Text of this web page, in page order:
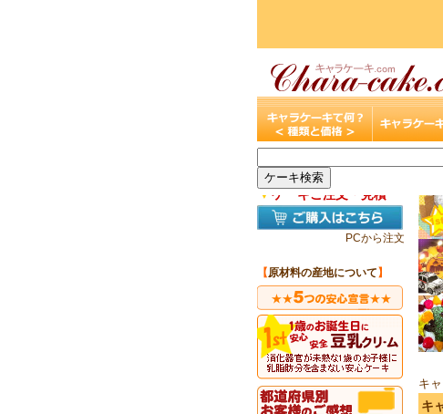
▼ケーキご注文・見積
PCから注文
【原材料の産地について 】
キ
キ